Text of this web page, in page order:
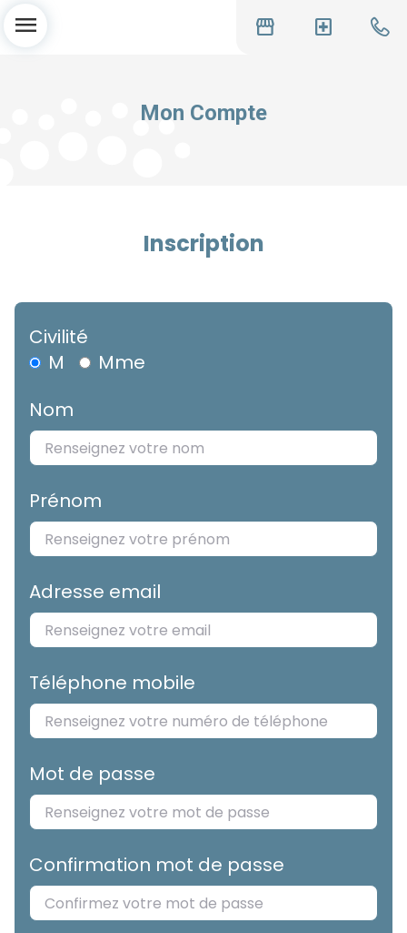
storefront local_hospital
menu
Mon Compte
Inscription
Civilité
M
Mme
Nom
Prénom
Adresse email
Téléphone mobile
Mot de passe
Confirmation mot de passe